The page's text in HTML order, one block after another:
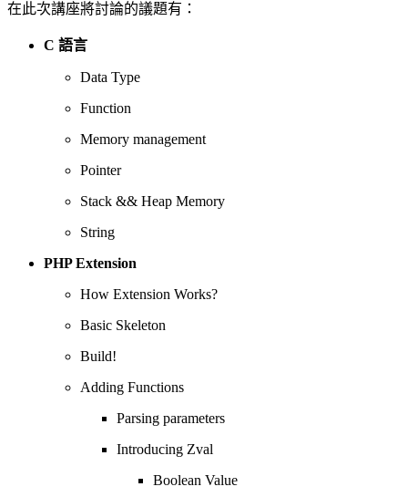
在此次講座將討論的議題有：
C 語言
Data Type
Function
Memory management
Pointer
Stack && Heap Memory
String
PHP Extension
How Extension Works?
Basic Skeleton
Build!
Adding Functions
Parsing parameters
Introducing Zval
Boolean Value